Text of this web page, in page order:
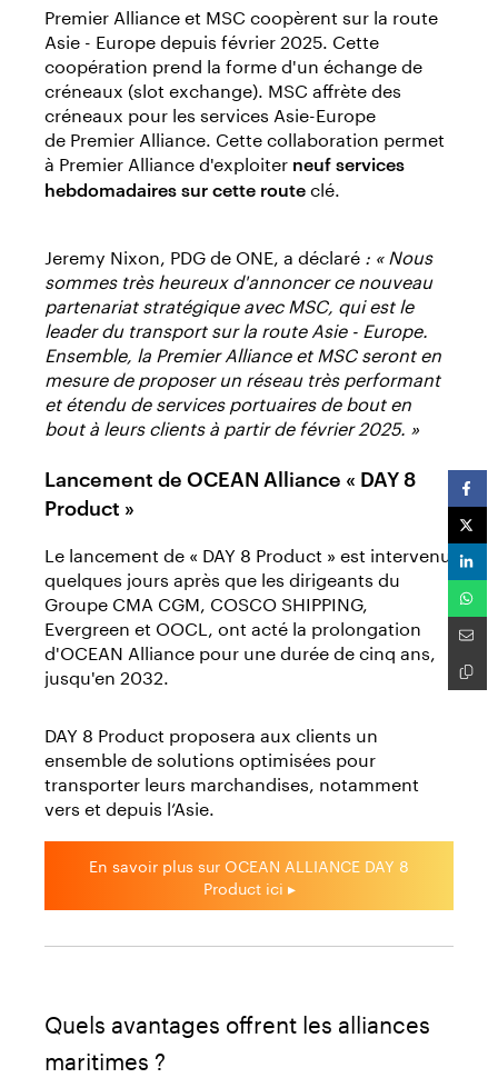
Premier Alliance et MSC coopèrent sur la route
Asie - Europe depuis février 2025. Cette
coopération prend la forme d'un échange de
créneaux (slot exchange). MSC affrète des
créneaux pour les services Asie-Europe
de Premier Alliance. Cette collaboration permet
à Premier Alliance d'exploiter neuf services
hebdomadaires sur cette routeclé.
Jeremy Nixon, PDG de ONE, a déclaré : « Nous
sommes très heureux d'annoncer ce nouveau
partenariat stratégique avec MSC, qui est le
leader du transport sur la route Asie - Europe.
Ensemble, la Premier Alliance et MSC seront en
mesure de proposer un réseau très performant
et étendu de services portuaires de bout en
bout à leurs clients à partir de février 2025. »
Lancement de OCEAN Alliance « DAY 8
Product »
Le lancement de « DAY 8 Product » est intervenu
quelques jours après que les dirigeants du
Groupe CMA CGM, COSCO SHIPPING,
Evergreen et OOCL, ont acté la prolongation
d'OCEAN Alliance pour une durée de cinq ans,
jusqu'en 2032.
DAY 8 Product proposera aux clients un
ensemble de solutions optimisées pour
transporter leurs marchandises, notamment
vers et depuis l’Asie.
En savoir plus sur OCEAN ALLIANCE DAY 8
Product ici ▸
Quels avantages offrent les alliances
maritimes ?